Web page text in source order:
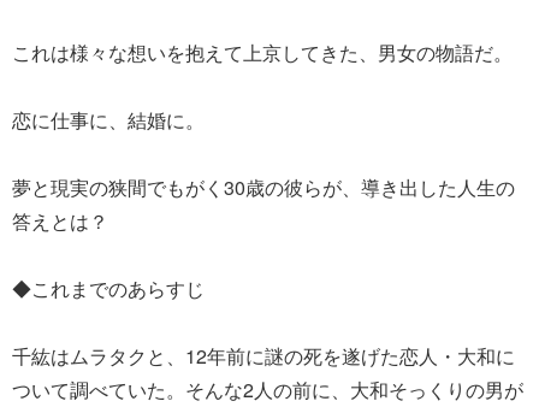
これは様々な想いを抱えて上京してきた、男女の物語だ。
恋に仕事に、結婚に。
夢と現実の狭間でもがく30歳の彼らが、導き出した人生の
答えとは？
◆これまでのあらすじ
千紘はムラタクと、12年前に謎の死を遂げた恋人・大和に
ついて調べていた。そんな2人の前に、大和そっくりの男が